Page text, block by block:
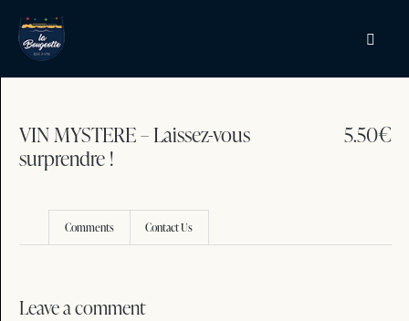
VIN MYSTERE – Laissez-vous
surprendre !
5.50€
Comments Contact Us
Leave a comment